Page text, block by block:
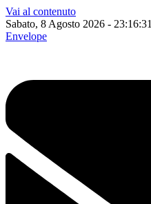
Vai al contenuto
Sabato, 8 Agosto 2026 - 23:16:32
Envelope